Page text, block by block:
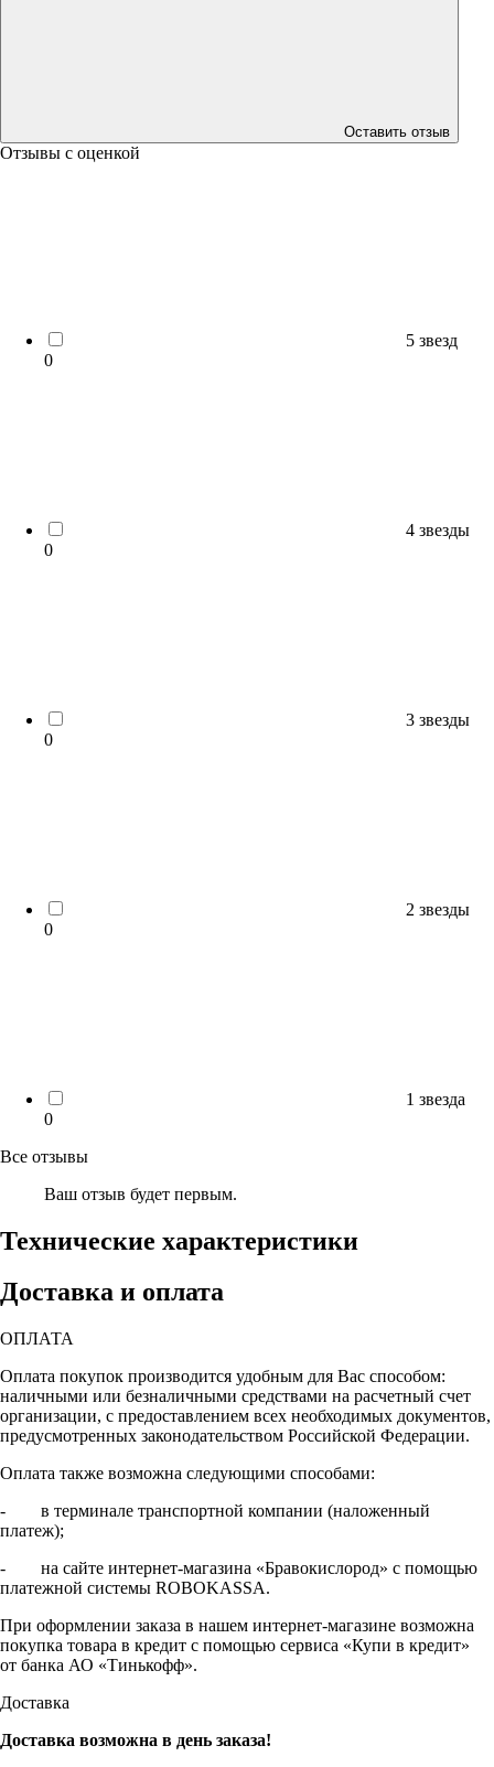
Оставить отзыв
Отзывы с оценкой
5 звезд
0
4 звезды
0
3 звезды
0
2 звезды
0
1 звезда
0
Все отзывы
Ваш отзыв будет первым.
Технические характеристики
Доставка и оплата
ОПЛАТА
Оплата покупок производится удобным для Вас способом:
наличными или безналичными средствами на расчетный счет
организации, с предоставлением всех необходимых документов,
предусмотренных законодательством Российской Федерации.
Оплата также возможна следующими способами:
- в терминале транспортной компании (наложенный
платеж);
- на сайте интернет-магазина «Бравокислород» с помощью
платежной системы ROBOKASSA.
При оформлении заказа в нашем интернет-магазине возможна
покупка товара в кредит с помощью сервиса «Купи в кредит»
от банка АО «Тинькофф».
Доставка
Доставка возможна в день заказа!